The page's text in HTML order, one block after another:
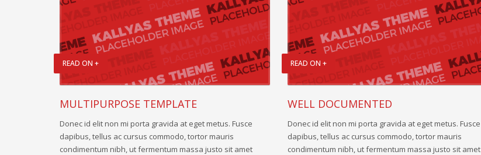
READ ON +
MULTIPURPOSE TEMPLATE
Donec id elit non mi porta gravida at eget metus. Fusce
dapibus, tellus ac cursus commodo, tortor mauris
condimentum nibh, ut fermentum massa justo sit amet
READ ON +
WELL DOCUMENTED
Donec id elit non mi porta gravida at eget metus. Fusce
dapibus, tellus ac cursus commodo, tortor mauris
condimentum nibh, ut fermentum massa justo sit amet